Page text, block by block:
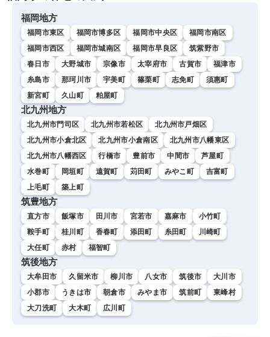
福岡地方
福岡市東区 福岡市博多区 福岡市中央区
福岡市南区
福岡市西区
福岡市城南区 福岡市早良区
筑紫野市
春日市
大野城市 宗像市 太宰府市 古賀市
福津市
糸島市
那珂川市 宇美町 篠栗町 志免町
須惠町
新宮町
久山町 粕屋町
北九州地方
北九州市門司区 北九州市若松区
北九州市戸畑区
北九州市小倉北区
北九州市小倉南区
北九州市八幡東区
北九州市八幡西区
行橋市 豊前市 中間市
芦屋町
水巻町
岡垣町 遠賀町 苅田町 みやこ町
吉富町
上毛町
築上町
筑豊地方
直方市 飯塚市 田川市 宮若市 嘉麻市
小竹町
鞍手町
桂川町 香春町 添田町 糸田町
川崎町
大任町
赤村 福智町
筑後地方
大牟田市 久留米市 柳川市 八女市 筑後市
大川市
小郡市
うきは市 朝倉市 みやま市 筑前町
東峰村
大刀洗町
大木町 広川町